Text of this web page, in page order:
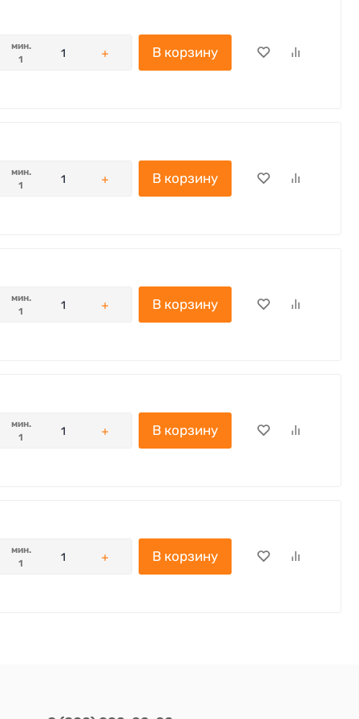
мин.
1
В корзину
мин.
1
В корзину
мин.
1
В корзину
мин.
1
В корзину
мин.
1
В корзину